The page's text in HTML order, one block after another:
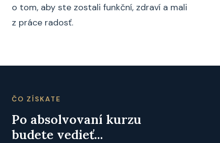
o tom, aby ste zostali funkční, zdraví a mali
z práce radosť.
ČO ZÍSKATE
Po absolvovaní kurzu
budete vedieť...